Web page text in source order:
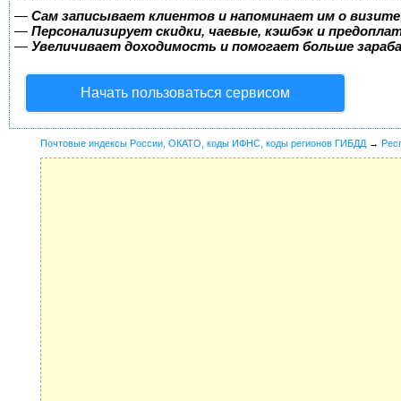
— Сам записывает клиентов и напоминает им о
— Персонализирует скидки, чаевые, кэшбэк и
— Увеличивает доходимость и помогает больше
Начать пользоваться сервисом
Почтовые индексы России, ОКАТО, коды ИФНС, коды регионов ГИБДД →